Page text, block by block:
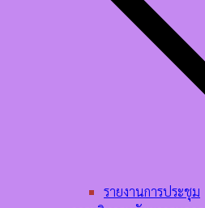
รายงานการประชุม